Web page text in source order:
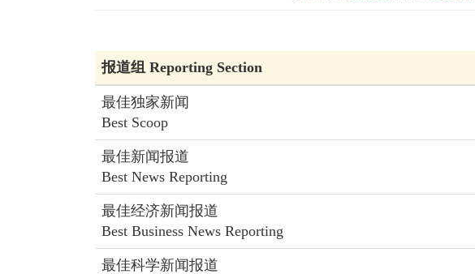
报道组 Reporting Section
最佳独家新闻
Best Scoop
最佳新闻报道
Best News Reporting
最佳经济新闻报道
Best Business News Reporting
最佳科学新闻报道